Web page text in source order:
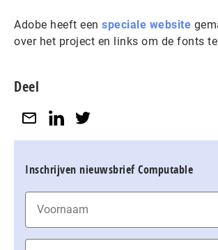
Adobe heeft een speciale website
over het project en links om de fonts
Deel
Inschrijven nieuwsbrief Computable